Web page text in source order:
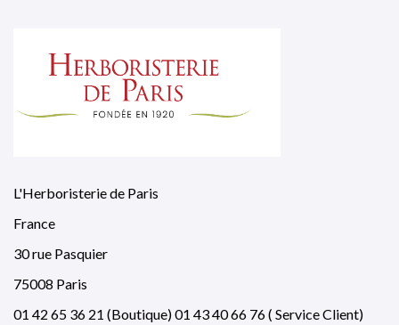
L'Herboristerie de Paris
France
30 rue Pasquier
75008 Paris
01 42 65 36 21 (Boutique) 01 43 40 66 76 ( Service Client)